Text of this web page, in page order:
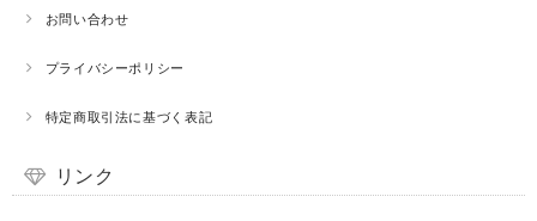
お問い合わせ
プライバシーポリシー
特定商取引法に基づく表記
リンク